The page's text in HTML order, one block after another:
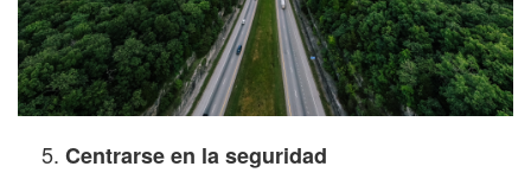
Centrarse en la seguridad